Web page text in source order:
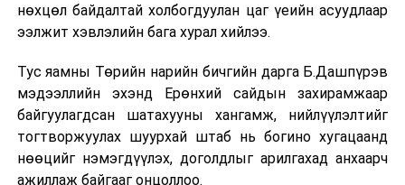
Сургалтыг танилцуулах лекц, асуулт-хариулт,
маршрут болон тээвэрлэлтийн урсгалын зураглалтай
танилцах, онцгой нөхцөлд ажиллах дадлага зэрэг
онол, практик хосолсон хэлбэрээр зохион байгуулж
байна.
Сургалтын үеэр COP17 олон улсын бага хурлыг
нөхцөл байдалтай холбогдуулан цаг үеийн асуудлаар
ээлжит хэвлэлийн бага хурал хийлээ.
Тус яамны Төрийн нарийн бичгийн дарга Б.Дашпүрэв
мэдээллийн эхэнд Ерөнхий сайдын захирамжаар
байгуулагдсан шатахууны хангамж, нийлүүлэлтийг
тогтворжуулах шуурхай штаб нь богино хугацаанд
нөөцийг нэмэгдүүлэх, доголдлыг арилгахад анхаарч
ажиллаж байгааг онцоллоо.